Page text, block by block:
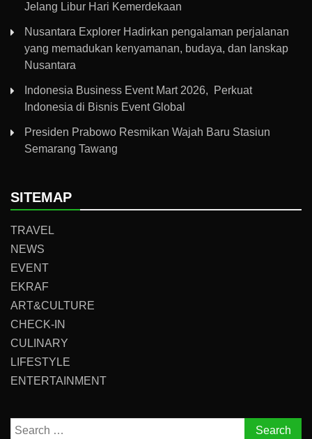
Jelang Libur Hari Kemerdekaan
Nusantara Explorer Hadirkan pengalaman perjalanan
yang memadukan kenyamanan, budaya, dan lanskap
Nusantara
Indonesia Business Event Mart 2026, Perkuat
Indonesia di Bisnis Event Global
Presiden Prabowo Resmikan Wajah Baru Stasiun
Semarang Tawang
SITEMAP
TRAVEL
NEWS
EVENT
EKRAF
ART&CULTURE
CHECK-IN
CULINARY
LIFESTYLE
ENTERTAINMENT
Search